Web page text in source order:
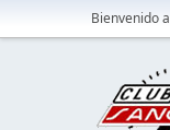
Bienvenido a